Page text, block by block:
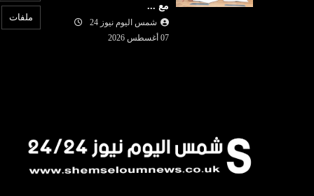
مع ...
شمس اليوم نيوز 24
07 أغسطس 2026
ملفات